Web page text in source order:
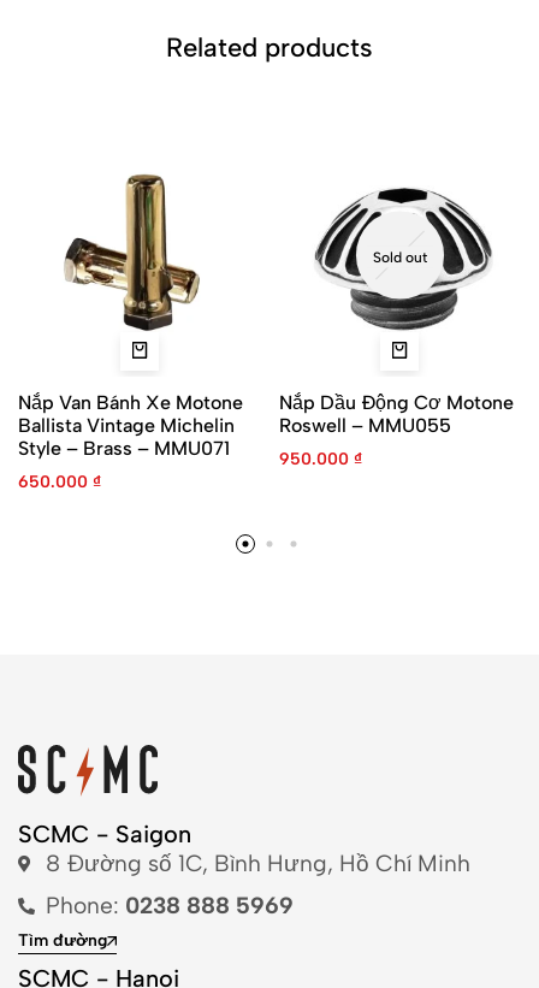
Related products
Nắp Van Bánh Xe Motone
Ballista Vintage Michelin
Style – Brass – MMU071
650.000 ₫
Sold out
Nắp Dầu Động Cơ Motone
Roswell – MMU055
950.000 ₫
SCMC - Saigon
8 Đường số 1C, Bình Hưng, Hồ Chí Minh
Phone: 0238 888 5969
Tìm đường
SCMC - Hanoi